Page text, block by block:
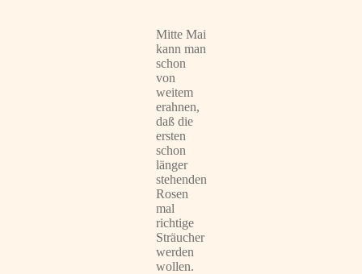
Mitte Mai
kann man
schon
von
weitem
erahnen,
daß die
ersten
schon
länger
stehenden
Rosen
mal
richtige
Sträucher
werden
wollen.